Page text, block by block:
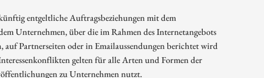
entgeltliche Auftragsbeziehungen mit dem
Unternehmen, über die im Rahmen des Internetangebots
Partnerseiten oder in Emailaussendungen berichtet wird
gelten für alle Arten und Formen der
zu Unternehmen nutzt.